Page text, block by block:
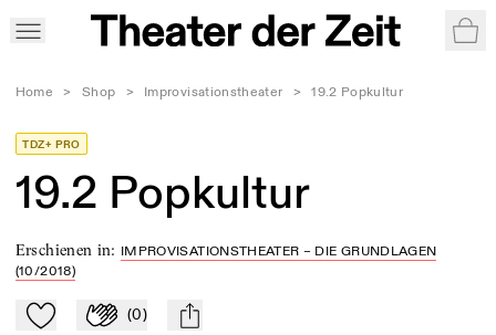
Home > Shop > Improvisationstheater > 19.2 Popkultur
TDZ+ PRO
19.2 Popkultur
Erschienen in: IMPROVISATIONSTHEATER – DIE GRUNDLAGEN
(10/2018)
Zu Mein-TdZ hinzufügen
Applaudieren
(0) mail